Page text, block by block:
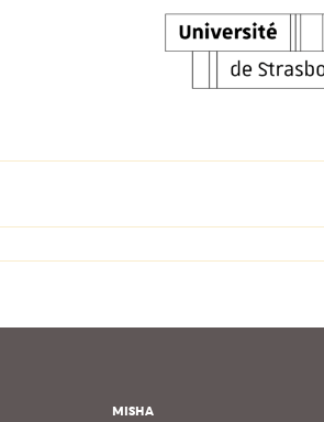
MISHA